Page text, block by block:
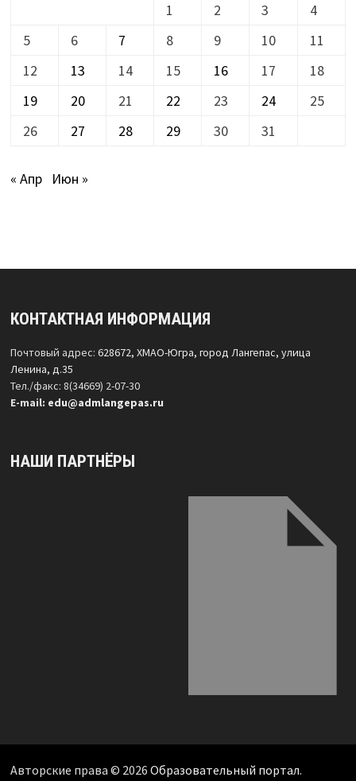
1
2 3
4
5
6 7 8 9 10
11
12
13 14 15 16 17
18
19
20 21 22 23 24
25
26
27 28 29 30 31
« Апр Июн »
КОНТАКТНАЯ ИНФОРМАЦИЯ
Почтовый адрес: 628672, ХМАО-Югра, город Лангепас, улица
Ленина, д.35
Тел./факс: 8(34669) 2-07-30
Е-mail: edu@admlangepas.ru
НАШИ ПАРТНЁРЫ
Авторские права © 2026 Образовательный портал.